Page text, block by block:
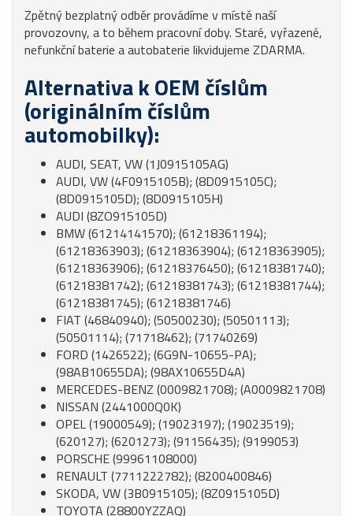
Zpětný bezplatný odběr provádíme v místě naší
provozovny, a to během pracovní doby. Staré, vyřazené,
nefunkční baterie a autobaterie likvidujeme ZDARMA.
Alternativa k OEM číslům
(originálním číslům
automobilky):
AUDI, SEAT, VW (1J0915105AG)
AUDI, VW (4F0915105B); (8D0915105C);
(8D0915105D); (8D0915105H)
AUDI (8ZO915105D)
BMW (61214141570); (61218361194);
(61218363903); (61218363904); (61218363905);
(61218363906); (61218376450); (61218381740);
(61218381742); (61218381743); (61218381744);
(61218381745); (61218381746)
FIAT (46840940); (50500230); (50501113);
(50501114); (71718462); (71740269)
FORD (1426522); (6G9N-10655-PA);
(98AB10655DA); (98AX10655D4A)
MERCEDES-BENZ (0009821708); (A0009821708)
NISSAN (2441000Q0K)
OPEL (19000549); (19023197); (19023519);
(620127); (6201273); (91156435); (9199053)
PORSCHE (99961108000)
RENAULT (7711222782); (8200400846)
SKODA, VW (3B0915105); (8Z0915105D)
TOYOTA (28800YZZAQ)